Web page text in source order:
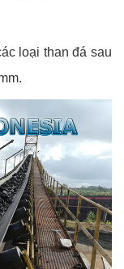
loại than đá sau